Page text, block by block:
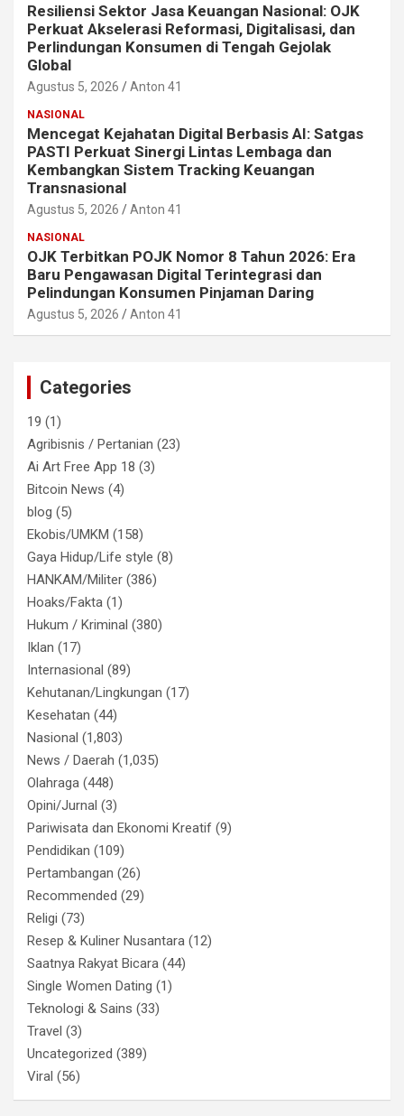
Resiliensi Sektor Jasa Keuangan Nasional: OJK
Perkuat Akselerasi Reformasi, Digitalisasi, dan
Perlindungan Konsumen di Tengah Gejolak
Global
Agustus 5, 2026 Anton 41
NASIONAL
Mencegat Kejahatan Digital Berbasis AI: Satgas
PASTI Perkuat Sinergi Lintas Lembaga dan
Kembangkan Sistem Tracking Keuangan
Transnasional
Agustus 5, 2026 Anton 41
NASIONAL
OJK Terbitkan POJK Nomor 8 Tahun 2026: Era
Baru Pengawasan Digital Terintegrasi dan
Pelindungan Konsumen Pinjaman Daring
Agustus 5, 2026 Anton 41
Categories
19 (1)
Agribisnis / Pertanian (23)
Ai Art Free App 18 (3)
Bitcoin News (4)
blog (5)
Ekobis/UMKM (158)
Gaya Hidup/Life style (8)
HANKAM/Militer (386)
Hoaks/Fakta (1)
Hukum / Kriminal (380)
Iklan (17)
Internasional (89)
Kehutanan/Lingkungan (17)
Kesehatan (44)
Nasional (1,803)
News / Daerah (1,035)
Olahraga (448)
Opini/Jurnal (3)
Pariwisata dan Ekonomi Kreatif (9)
Pendidikan (109)
Pertambangan (26)
Recommended (29)
Religi (73)
Resep & Kuliner Nusantara (12)
Saatnya Rakyat Bicara (44)
Single Women Dating (1)
Teknologi & Sains (33)
Travel (3)
Uncategorized (389)
Viral (56)